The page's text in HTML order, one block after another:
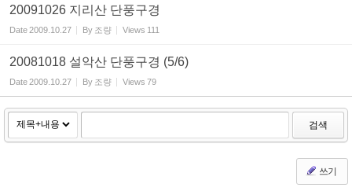
20091026 지리산 단풍구경
Date2009.10.27 By 조량 Views 111
20081018 설악산 단풍구경 (5/6)
Date2009.10.27 By 조량 Views 79
검색
쓰기